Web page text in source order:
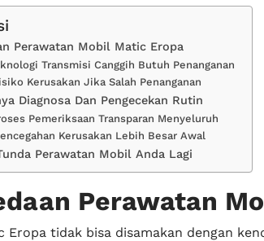
Perawatan Mobil Matic Eropa
Transmisi Canggih Butuh Penanganan
Kerusakan Jika Salah Penanganan
Diagnosa Dan Pengecekan Rutin
Pemeriksaan Transparan Menyeluruh
Kerusakan Lebih Besar Awal
Perawatan Mobil Anda Lagi
Perawatan
Eropa tidak bisa disamakan dengan